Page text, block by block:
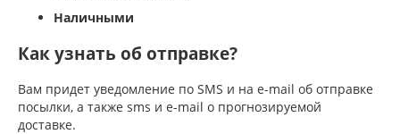
Наличными
Как узнать об отправке?
Вам придет уведомление по SMS и на e-mail об отправке
посылки, а также sms и e-mail о прогнозируемой
доставке.